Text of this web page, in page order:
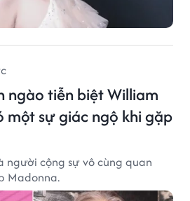
ngào tiễn biệt William
một sự giác ngộ khi gặp
người cộng sự vô cùng quan
Madonna.